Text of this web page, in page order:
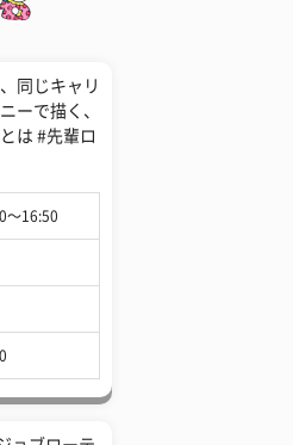
同じキャリ
ーで描く、
は #先輩ロ
〜16:50